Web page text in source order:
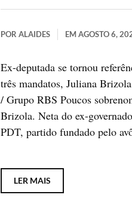
POR ALAIDES EM AGOSTO 6,
Ex-deputada se tornou
três mandatos, Juliana
/ Grupo RBS Poucos
Brizola. Neta do ex-
PDT, partido fundado pelo
LER MAIS